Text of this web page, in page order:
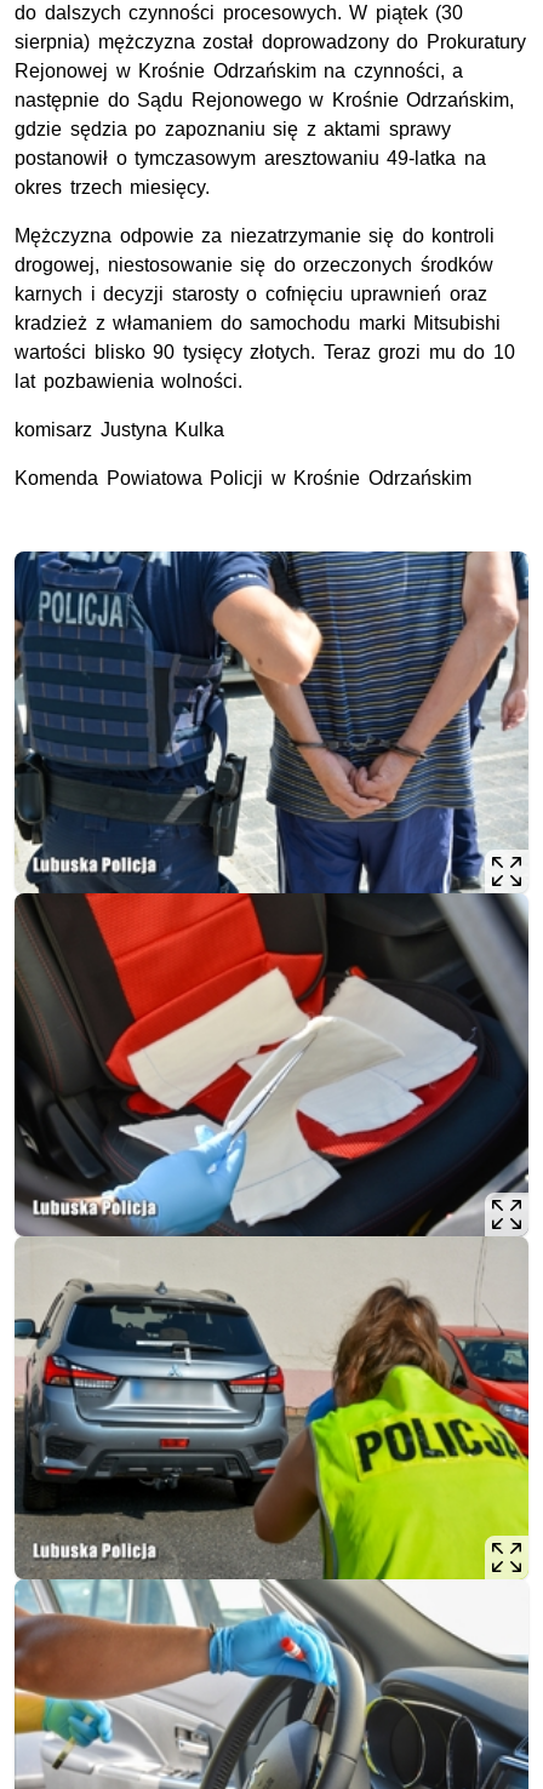
do dalszych czynności procesowych. W piątek (30
sierpnia) mężczyzna został doprowadzony do Prokuratury
Rejonowej w Krośnie Odrzańskim na czynności, a
następnie do Sądu Rejonowego w Krośnie Odrzańskim,
gdzie sędzia po zapoznaniu się z aktami sprawy
postanowił o tymczasowym aresztowaniu 49-latka na
okres trzech miesięcy.
Mężczyzna odpowie za niezatrzymanie się do kontroli
drogowej, niestosowanie się do orzeczonych środków
karnych i decyzji starosty o cofnięciu uprawnień oraz
kradzież z włamaniem do samochodu marki Mitsubishi
wartości blisko 90 tysięcy złotych. Teraz grozi mu do 10
lat pozbawienia wolności.
komisarz Justyna Kulka
Komenda Powiatowa Policji w Krośnie Odrzańskim